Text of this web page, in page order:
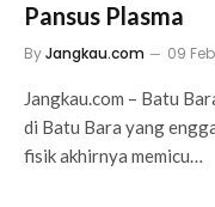
Pansus Plasma
ByJangkau.com 09
Jangkau.com – Batu
di Batu Bara yang
fisik akhirnya memicu…